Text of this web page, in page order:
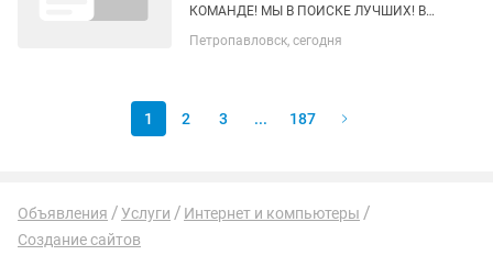
КОМАНДЕ! МЫ В ПОИСКЕ ЛУЧШИХ! В
компании MEGA Авторазбор, мы
работать в стабильной...
Петропавловск, сегодня
1 2 3 ... 187
Объявления Услуги
Интернет и компьютеры
Создание сайтов